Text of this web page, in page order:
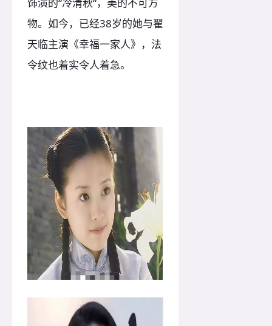
饰演的“冷清秋“，美的不可方
物。如今，已经38岁的她与翟
天临主演《幸福一家人》，法
令纹也着实令人着急。